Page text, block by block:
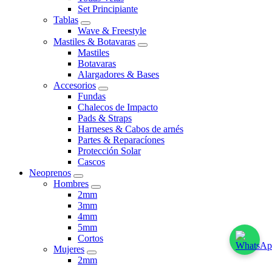
Set Principiante
Tablas
Wave & Freestyle
Mastiles & Botavaras
Mastiles
Botavaras
Alargadores & Bases
Accesorios
Fundas
Chalecos de Impacto
Pads & Straps
Harneses & Cabos de arnés
Partes & Reparacíones
Protección Solar
Cascos
Neoprenos
Hombres
2mm
3mm
4mm
5mm
Cortos
Mujeres
2mm